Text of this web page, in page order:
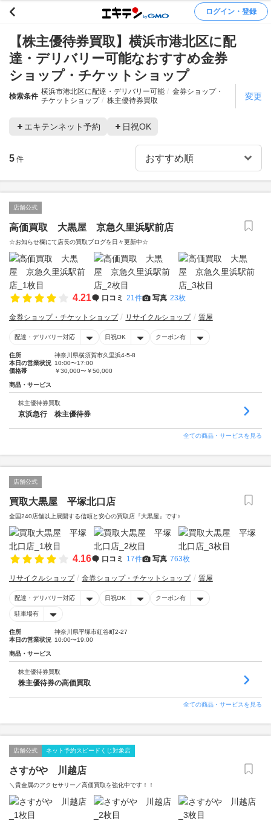
ログイン・登録
【株主優待券買取】横浜市港北区に配
達・デリバリー可能なおすすめ金券
ショップ・チケットショップ
検索条件
横浜市港北区に配達・デリバリー可能
金券ショップ・
チケットショップ
株主優待券買取 変更
エキテンネット予約 日祝OK
5 件
店舗公式
高価買取 大黒屋 京急久里浜駅前店
☆お知らせ欄にて店長の買取ブログを日々更新中☆
4.21 口コミ 21件 写真 23枚
金券ショップ・チケットショップ リサイクルショップ 質屋
配達・デリバリー対応 日祝OK クーポン有
住所
神奈川県横須賀市久里浜4-5-8
本日の営業状況 10:00〜17:00
価格帯
￥30,000〜￥50,000
商品・サービス
株主優待券買取
京浜急行 株主優待券
全ての商品・サービスを見る
店舗公式
買取大黒屋 平塚北口店
全国240店舗以上展開する信頼と安心の買取店『大黒屋』です♪
4.16 口コミ 17件 写真 763枚
リサイクルショップ 金券ショップ・チケットショップ 質屋
配達・デリバリー対応 日祝OK クーポン有
駐車場有
住所
神奈川県平塚市紅谷町2-27
本日の営業状況 10:00〜19:00
商品・サービス
株主優待券買取
株主優待券の高価買取
全ての商品・サービスを見る
店舗公式 ネット予約スピードくじ対象店
さすがや 川越店
＼貴金属のアクセサリー／高価買取を強化中です！！